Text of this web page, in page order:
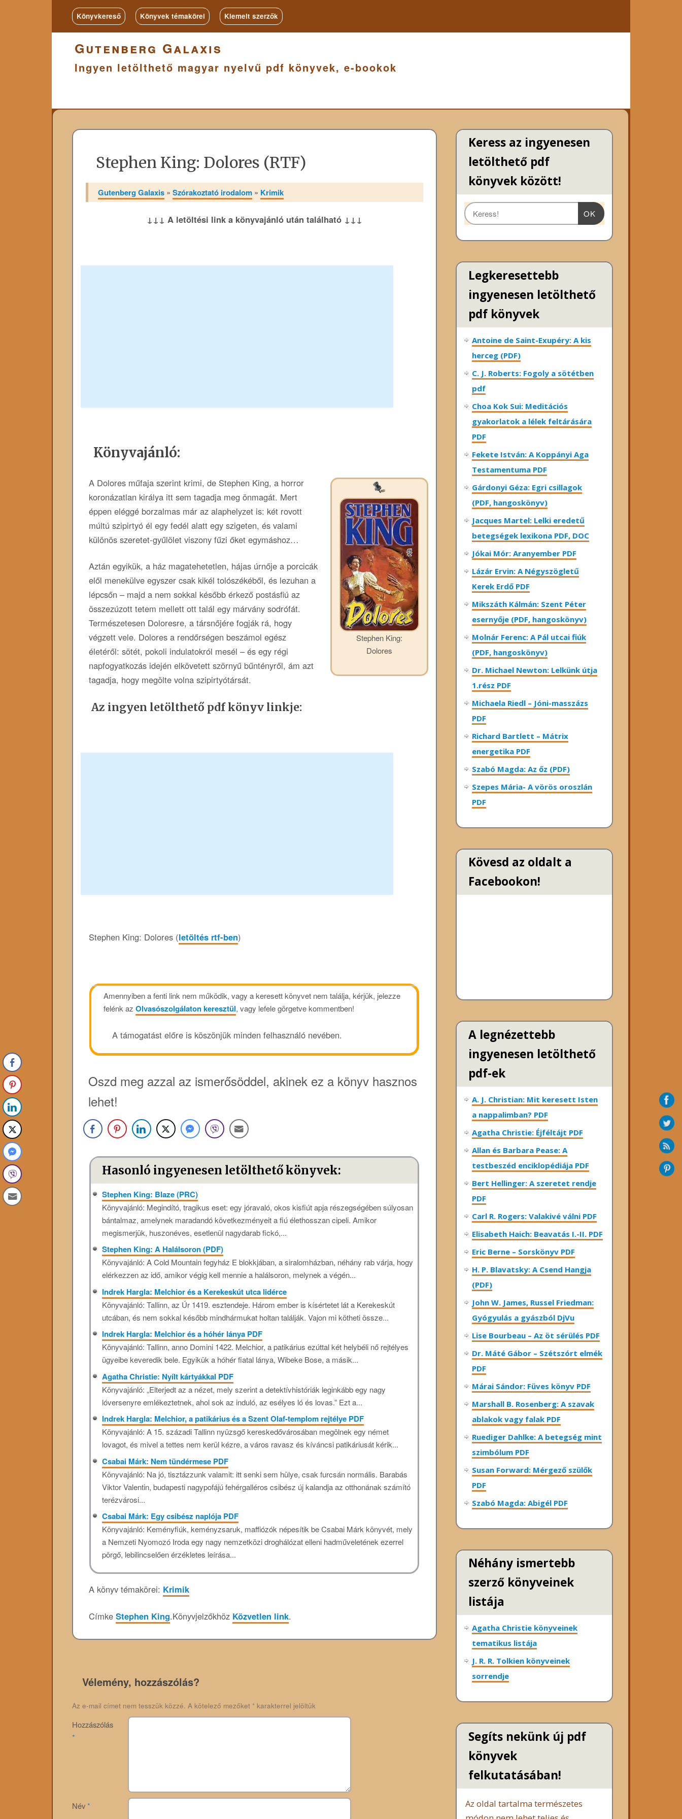
Könyvkereső Könyvek témakörei Kiemelt szerzők
Gutenberg Galaxis
Ingyen letölthető magyar nyelvű pdf könyvek, e-bookok
Stephen King: Dolores (RTF)
Gutenberg Galaxis »Szórakoztató irodalom » Krimik
↓↓↓ A letöltési link a könyvajánló után található ↓↓↓
Könyvajánló:
Stephen King:
Dolores
A Dolores műfaja szerint krimi, de Stephen King, a horror
koronázatlan királya itt sem tagadja meg önmagát. Mert
éppen eléggé borzalmas már az alaphelyzet is: két rovott
múltú szipirtyó él egy fedél alatt egy szigeten, és valami
különös szeretet-gyűlölet viszony fűzi őket egymáshoz…
Aztán egyikük, a ház magatehetetlen, hájas úrnője a porcicák
elől menekülve egyszer csak kikél tolószékéből, és lezuhan a
lépcsőn – majd a nem sokkal később érkező postásfiú az
összezúzott tetem mellett ott talál egy márvány sodrófát.
Természetesen Doloresre, a társnőjére fogják rá, hogy
végzett vele. Dolores a rendőrségen beszámol egész
életéről: sötét, pokoli indulatokról mesél – és egy régi
napfogyatkozás idején elkövetett szörnyű bűntényről, ám azt
tagadja, hogy megölte volna szipirtyótársát.
Az ingyen letölthető pdf könyv linkje:
Stephen King: Dolores (letöltés rtf-ben)
Amennyiben a fenti link nem működik, vagy a keresett könyvet nem találja, kérjük, jelezze
felénk azOlvasószolgálaton keresztül, vagy lefele görgetve kommentben!
A támogatást előre is köszönjük minden felhasználó nevében.
Oszd meg azzal az ismerősöddel, akinek ez a könyv hasznos
lehet!
Hasonló ingyenesen letölthető könyvek:
Stephen King: Blaze (PRC)
Könyvajánló: Megindító, tragikus eset: egy jóravaló, okos kisfiút apja részegségében súlyosan
bántalmaz, amelynek maradandó következményeit a fiú élethosszan cipeli. Amikor
megismerjük, huszonéves, esetlenül nagydarab fickó,...
Stephen King: A Halálsoron (PDF)
Könyvajánló: A Cold Mountain fegyház E blokkjában, a siralomházban, néhány rab várja, hogy
elérkezzen az idő, amikor végig kell mennie a halálsoron, melynek a végén...
Indrek Hargla: Melchior ​és a Kerekeskút utca lidérce
Könyvajánló: Tallinn, ​az Úr 1419. esztendeje. Három ember is kísértetet lát a Kerekeskút
utcában, és nem sokkal később mindhármukat holtan találják. Vajon mi kötheti össze...
Indrek Hargla: Melchior ​és a hóhér lánya PDF
Könyvajánló: Tallinn, ​anno Domini 1422. Melchior, a patikárius ezúttal két helybéli nő rejtélyes
ügyeibe keveredik bele. Egyikük a hóhér fiatal lánya, Wibeke Bose, a másik...
Agatha Christie: Nyílt ​kártyákkal PDF
Könyvajánló: „Elterjedt az a nézet, mely szerint a detektívhistóriák leginkább egy nagy
lóversenyre emlékeztetnek, ahol sok az induló, az esélyes ló és lovas.” Ezt a...
Indrek Hargla: Melchior, ​a patikárius és a Szent Olaf-templom rejtélye PDF
Könyvajánló: A ​15. századi Tallinn nyüzsgő kereskedővárosában megölnek egy német
lovagot, és mivel a tettes nem kerül kézre, a város ravasz és kíváncsi patikáriusát kérik...
Csabai Márk: Nem tündérmese PDF
Könyvajánló: Na jó, tisztázzunk valamit: itt senki sem hülye, csak furcsán normális. Barabás
Viktor Valentin, budapesti nagypofájú fehérgalléros csibész új kalandja az otthonának számító
terézvárosi...
Csabai Márk: Egy csibész naplója PDF
Könyvajánló: Keményfiúk, keményzsaruk, maffiózók népesítik be Csabai Márk könyvét, mely
a Nemzeti Nyomozó Iroda egy nagy nemzetközi droghálózat elleni hadműveletének ezerrel
pörgő, lebilincselően érzékletes leírása...
A könyv témakörei: Krimik
Címke Stephen King.Könyvjelzőkhöz Közvetlen link.
Vélemény, hozzászólás?
Az e-mail címet nem tesszük közzé. A kötelező mezőket *karakterrel jelöltük
Hozzászólás
*
Név*
Keress az ingyenesen
letölthető pdf
könyvek között!
OK
Legkeresettebb
ingyenesen letölthető
pdf könyvek
Antoine de Saint-Exupéry: A kis
herceg (PDF)
C. J. Roberts: Fogoly a sötétben
pdf
Choa Kok Sui: Meditációs
gyakorlatok a lélek feltárására
PDF
Fekete István: A Koppányi Aga
Testamentuma PDF
Gárdonyi Géza: Egri csillagok
(PDF, hangoskönyv)
Jacques Martel: Lelki eredetű
betegségek lexikona PDF, DOC
Jókai Mór: Aranyember PDF
Lázár Ervin: A Négyszögletű
Kerek Erdő PDF
Mikszáth Kálmán: Szent Péter
esernyője (PDF, hangoskönyv)
Molnár Ferenc: A Pál utcai fiúk
(PDF, hangoskönyv)
Dr. Michael Newton: Lelkünk útja
1.rész PDF
Michaela Riedl – Jóni-masszázs
PDF
Richard Bartlett – Mátrix
energetika PDF
Szabó Magda: Az őz (PDF)
Szepes Mária- A vörös oroszlán
PDF
Kövesd az oldalt a
Facebookon!
A legnézettebb
ingyenesen letölthető
pdf-ek
A. J. Christian: Mit keresett Isten
a nappalimban? PDF
Agatha Christie: Éjféltájt PDF
Allan és Barbara Pease: A
testbeszéd enciklopédiája PDF
Bert Hellinger: A ​szeretet rendje
PDF
Carl R. Rogers: Valakivé válni PDF
Elisabeth Haich: Beavatás I.-II. PDF
Eric Berne – Sorskönyv PDF
H. P. Blavatsky: A Csend Hangja
(PDF)
John W. James, Russel Friedman:
Gyógyulás a gyászból DjVu
Lise Bourbeau – Az öt sérülés PDF
Dr. Máté Gábor – Szétszórt elmék
PDF
Márai Sándor: Füves könyv PDF
Marshall B. Rosenberg: A szavak
ablakok vagy falak PDF
Ruediger Dahlke: A betegség mint
szimbólum PDF
Susan Forward: Mérgező szülők
PDF
Szabó Magda: Abigél PDF
Néhány ismertebb
szerző könyveinek
listája
Agatha Christie könyveinek
tematikus listája
J. R. R. Tolkien könyveinek
sorrendje
Segíts nekünk új pdf
könyvek
felkutatásában!
Az oldal tartalma természetes